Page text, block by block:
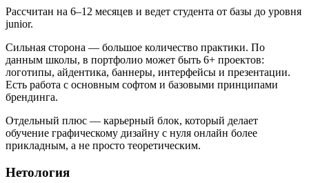
Рассчитан на 6–12 месяцев и ведет студента от базы до уровня
junior.
Сильная сторона — большое количество практики. По
данным школы, в портфолио может быть 6+ проектов:
логотипы, айдентика, баннеры, интерфейсы и презентации.
Есть работа с основным софтом и базовыми принципами
брендинга.
Отдельный плюс — карьерный блок, который делает
обучение графическому дизайну с нуля онлайн более
прикладным, а не просто теоретическим.
Нетология